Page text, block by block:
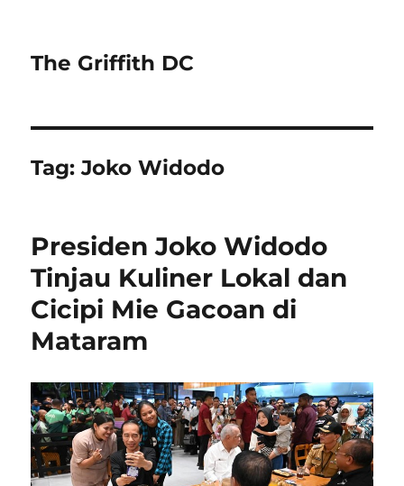
The Griffith DC
Tag:Joko Widodo
Presiden Joko Widodo
Tinjau Kuliner Lokal dan
Cicipi Mie Gacoan di
Mataram